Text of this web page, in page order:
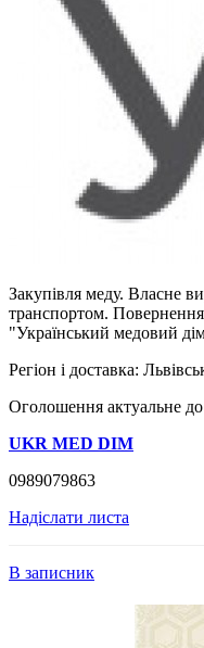
Закупівля меду. Власне
транспортом.
"Український медовий
Регіон і доставка:
Оголошення актуальне
UKR MED DIM
0989079863
Надіслати листа
В записник